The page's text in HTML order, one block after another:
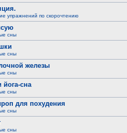
упражнений по скорочтению
сны
сны
железы
сны
йога-сна
сны
для похудения
сны
сны